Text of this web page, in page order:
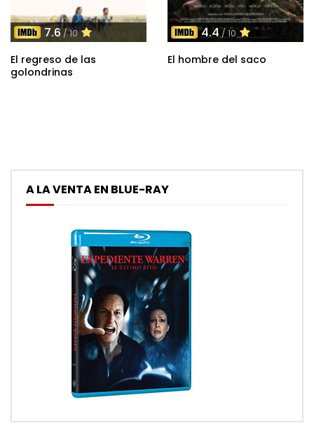
7.6 / 10
El regreso de las
golondrinas
4.4 / 10
El hombre del saco
A LA VENTA EN BLUE-RAY